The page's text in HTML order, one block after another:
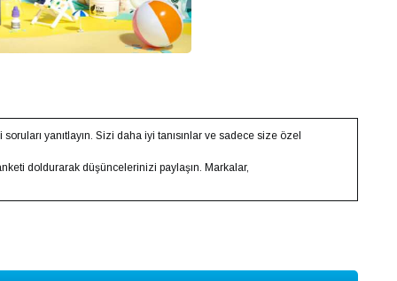
yanıtlayın. Sizi daha iyi tanısınlar ve sadece size özel
doldurarak düşüncelerinizi paylaşın. Markalar,